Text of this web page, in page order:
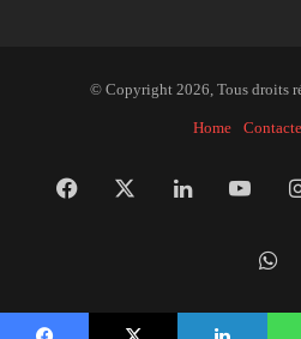
© Copyright 2026, Tous droits
Home
Facebook Linkedin
la